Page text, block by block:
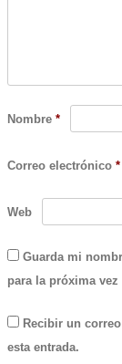
Nombre *
Correo electrónico *
Web
Guarda mi
para la próxima vez
Recibir un
esta entrada.